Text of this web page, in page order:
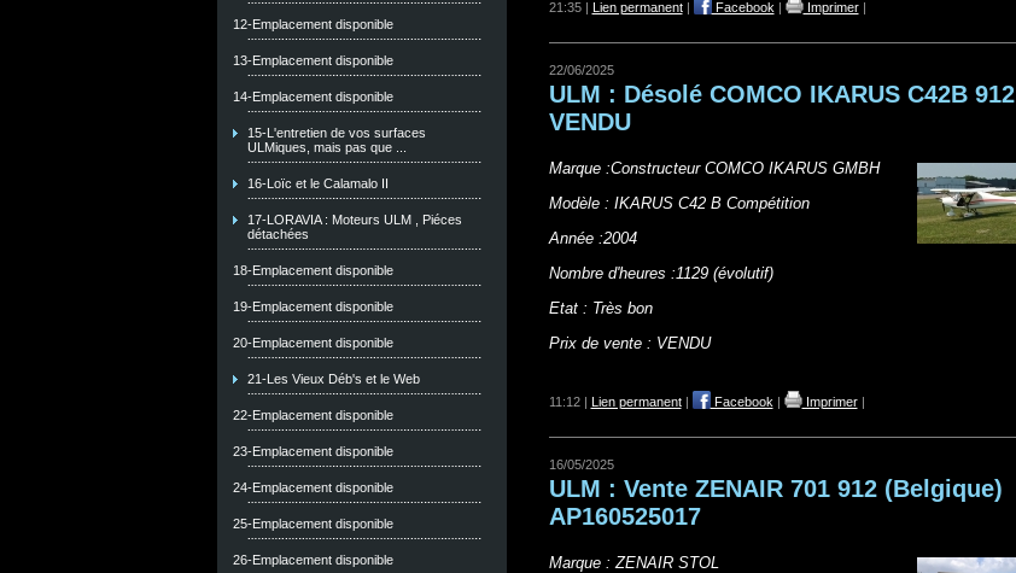
12-Emplacement disponible
13-Emplacement disponible
14-Emplacement disponible
15-L'entretien de vos surfaces
ULMiques, mais pas que ...
16-Loïc et le Calamalo II
17-LORAVIA : Moteurs ULM , Piéces
détachées
18-Emplacement disponible
19-Emplacement disponible
20-Emplacement disponible
21-Les Vieux Déb's et le Web
22-Emplacement disponible
23-Emplacement disponible
24-Emplacement disponible
25-Emplacement disponible
26-Emplacement disponible
21:35 | Lien permanent| Facebook | Imprimer|
22/06/2025
ULM : Désolé COMCO IKARUS C42B 912
VENDU
Marque :Constructeur COMCO IKARUS GMBH
Modèle : IKARUS C42 B Compétition
Année :2004
Nombre d'heures :1129 (évolutif)
Etat : Très bon
Prix de vente : VENDU
11:12 | Lien permanent| Facebook | Imprimer|
16/05/2025
ULM : Vente ZENAIR 701 912 (Belgique)
AP160525017
Marque : ZENAIR STOL